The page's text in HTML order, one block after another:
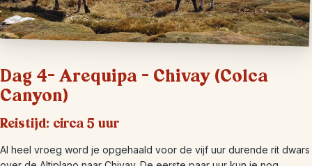
Dag 4- Arequipa – Chivay (Colca
Canyon)
Reistijd: circa 5 uur
Al heel vroeg word je opgehaald voor de vijf uur durende rit dwars